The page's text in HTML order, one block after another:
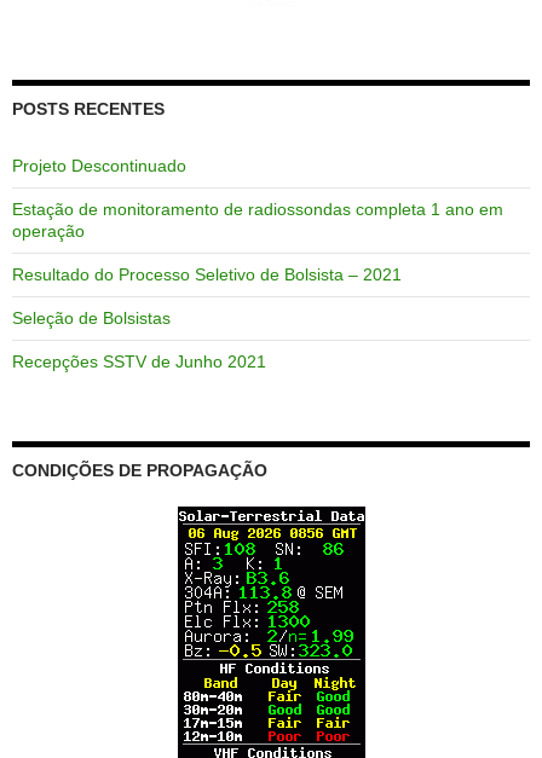
POSTS RECENTES
Projeto Descontinuado
Estação de monitoramento de radiossondas completa 1 ano em
operação
Resultado do Processo Seletivo de Bolsista – 2021
Seleção de Bolsistas
Recepções SSTV de Junho 2021
CONDIÇÕES DE PROPAGAÇÃO